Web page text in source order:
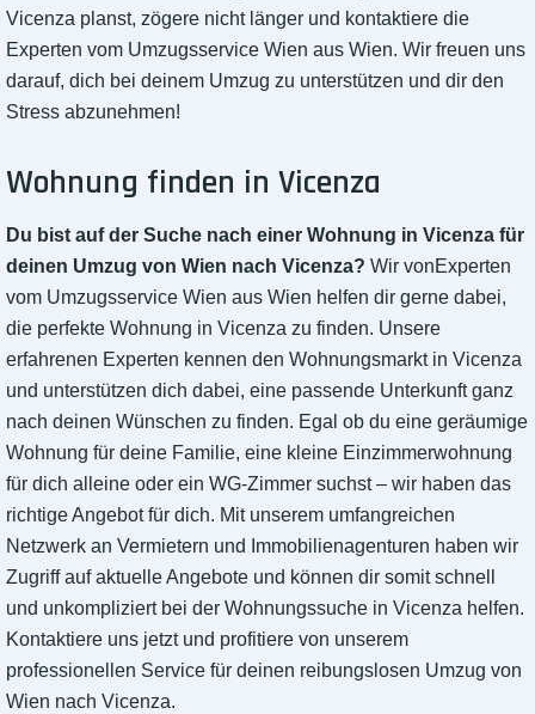
Vicenza planst, zögere nicht länger und kontaktiere die
Experten vom Umzugsservice Wien aus Wien. Wir freuen uns
darauf, dich bei deinem Umzug zu unterstützen und dir den
Stress abzunehmen!
Wohnung finden in Vicenza
Du bist auf der Suche nach einer Wohnung in Vicenza für
deinen Umzug von Wien nach Vicenza? Wir vonExperten
vom Umzugsservice Wien aus Wien helfen dir gerne dabei,
die perfekte Wohnung in Vicenza zu finden. Unsere
erfahrenen Experten kennen den Wohnungsmarkt in Vicenza
und unterstützen dich dabei, eine passende Unterkunft ganz
nach deinen Wünschen zu finden. Egal ob du eine geräumige
Wohnung für deine Familie, eine kleine Einzimmerwohnung
für dich alleine oder ein WG-Zimmer suchst – wir haben das
richtige Angebot für dich. Mit unserem umfangreichen
Netzwerk an Vermietern und Immobilienagenturen haben wir
Zugriff auf aktuelle Angebote und können dir somit schnell
und unkompliziert bei der Wohnungssuche in Vicenza helfen.
Kontaktiere uns jetzt und profitiere von unserem
professionellen Service für deinen reibungslosen Umzug von
Wien nach Vicenza.